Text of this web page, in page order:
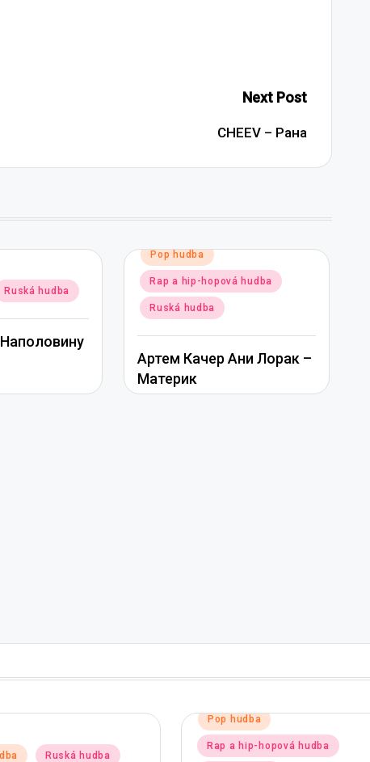
Next Post
CHEEV – Рана
Ruská hudba
Posted
in
Pop hudba
Rap a hip-hopová hudba
Ruská hudba
Артем Качер Ани Лорак –
Материк
Posted
Rap a hip-hopová hudba
Posted
Pop hudba